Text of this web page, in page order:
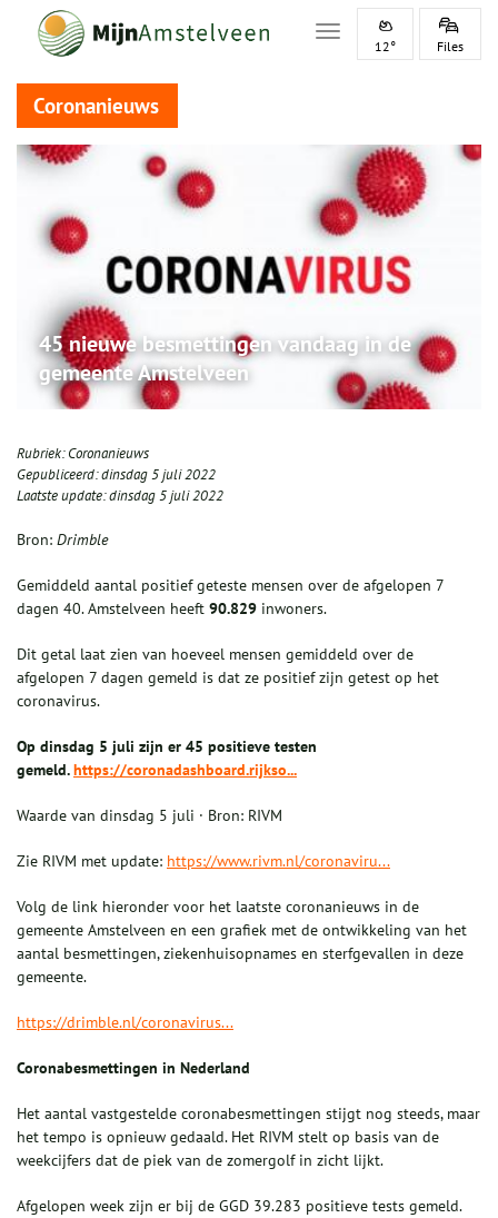
Toggle navigation
12° Files
Coronanieuws
45 nieuwe besmettingen vandaag in de
gemeente Amstelveen
Rubriek:Coronanieuws
Gepubliceerd:dinsdag 5 juli 2022
Laatste update:dinsdag 5 juli 2022
Bron: Drimble
Gemiddeld aantal positief geteste mensen over de afgelopen 7
dagen 40. Amstelveen heeft 90.829 inwoners.
Dit getal laat zien van hoeveel mensen gemiddeld over de
afgelopen 7 dagen gemeld is dat ze positief zijn getest op het
coronavirus.
Op dinsdag 5 juli zijn er 45 positieve testen
gemeld.https://coronadashboard.rijkso...
Waarde van dinsdag 5 juli · Bron: RIVM
Zie RIVM met update: https://www.rivm.nl/coronaviru...
Volg de link hieronder voor het laatste coronanieuws in de
gemeente Amstelveen en een grafiek met de ontwikkeling van het
aantal besmettingen, ziekenhuisopnames en sterfgevallen in deze
gemeente.
https://drimble.nl/coronavirus...
Coronabesmettingen in Nederland
Het aantal vastgestelde coronabesmettingen stijgt nog steeds, maar
het tempo is opnieuw gedaald. Het RIVM stelt op basis van de
weekcijfers dat de piek van de zomergolf in zicht lijkt.
Afgelopen week zijn er bij de GGD 39.283 positieve tests gemeld.